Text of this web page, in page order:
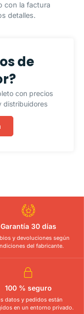
con la factura
detalles.
de
con precios
distribuidores
Garantía 30 días
y devoluciones según
del fabricante.
100 % seguro
datos y pedidos están
en un entorno privado.